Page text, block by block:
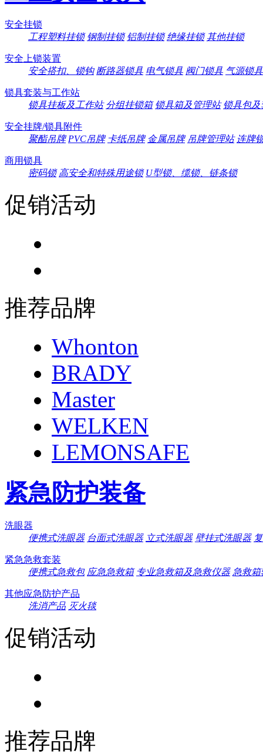
安全挂锁
工程塑料挂锁 钢制挂锁 铝制挂锁 绝缘挂锁 其他挂锁
安全上锁装置
安全搭扣、锁钩 断路器锁具 电气锁具 阀门锁具 气源锁具
锁具套装与工作站
锁具挂板及工作站 分组挂锁箱 锁具箱及管理站 锁具包及
安全挂牌/锁具附件
聚酯吊牌 PVC吊牌 卡纸吊牌 金属吊牌 吊牌管理站 连牌
商用锁具
密码锁 高安全和特殊用途锁 U型锁、缆锁、链条锁
促销活动
推荐品牌
Whonton
BRADY
Master
WELKEN
LEMONSAFE
紧急防护装备
洗眼器
便携式洗眼器 台面式洗眼器 立式洗眼器 壁挂式洗眼器
紧急急救套装
便携式急救包 应急急救箱 专业急救箱及急救仪器 急救箱
其他应急防护产品
洗消产品 灭火毯
促销活动
推荐品牌